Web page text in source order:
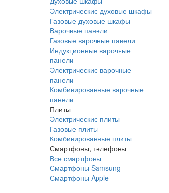
Электрические духовые шкафы
Газовые духовые шкафы
Варочные панели
Газовые варочные панели
Индукционные варочные
панели
Электрические варочные
панели
Комбинированные варочные
панели
Плиты
Электрические плиты
Газовые плиты
Комбинированные плиты
Смартфоны, телефоны
Все смартфоны
Смартфоны Samsung
Смартфоны Apple